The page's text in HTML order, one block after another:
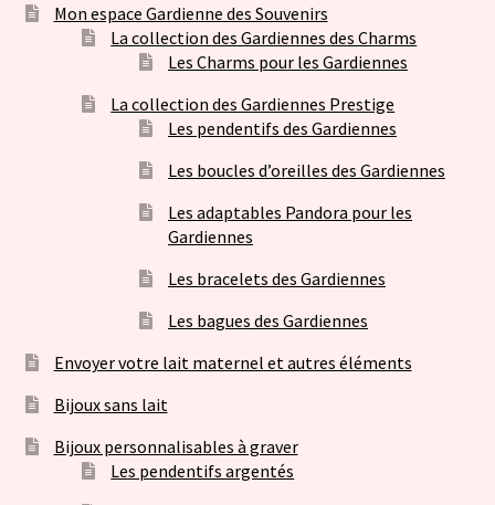
Mon espace Gardienne des Souvenirs
La collection des Gardiennes des Charms
Les Charms pour les Gardiennes
La collection des Gardiennes Prestige
Les pendentifs des Gardiennes
Les boucles d’oreilles des Gardiennes
Les adaptables Pandora pour les
Gardiennes
Les bracelets des Gardiennes
Les bagues des Gardiennes
Envoyer votre lait maternel et autres éléments
Bijoux sans lait
Bijoux personnalisables à graver
Les pendentifs argentés